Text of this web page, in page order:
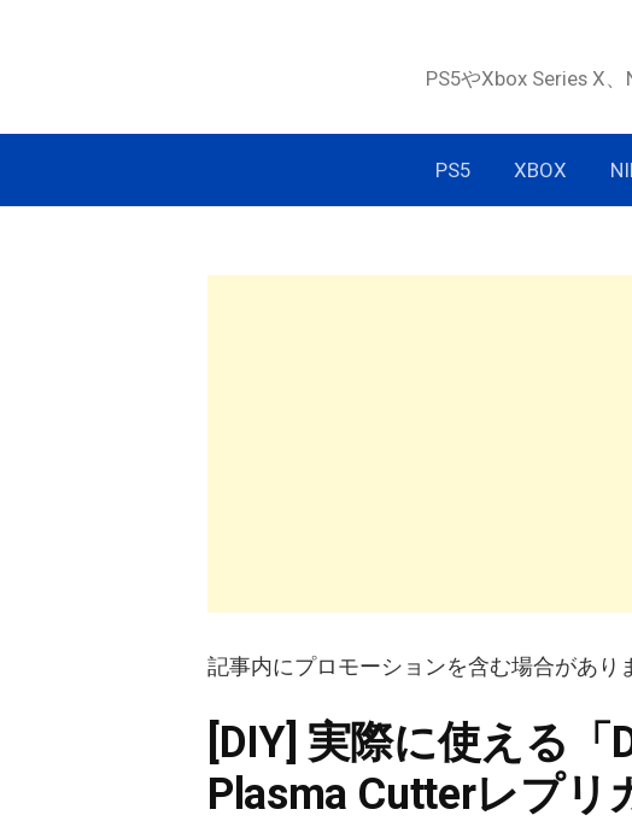
PS5やXbox Series X
PS5 XBOX
記事内にプロモーションを含む場合があり
[DIY] 実際に使える「
Plasma Cutterレプリ